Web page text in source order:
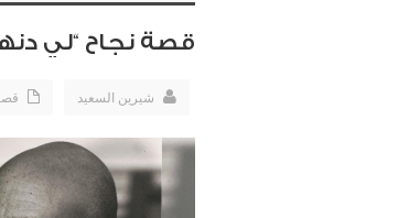
قصة نجاح “لي
شيرين السعيد